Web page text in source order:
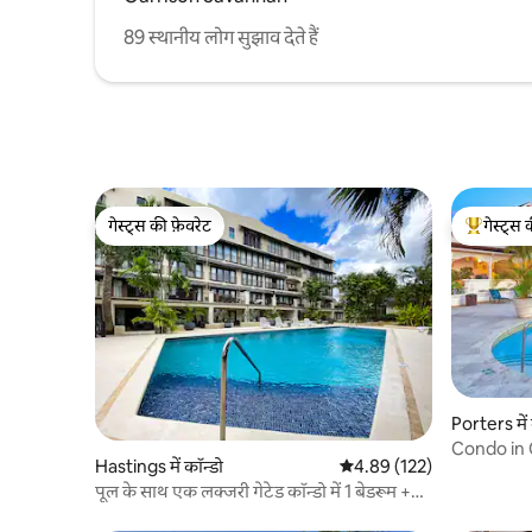
89 स्थानीय लोग सुझाव देते हैं
गेस्ट्स की फ़ेवरेट
गेस्ट्स की फ़ेवरेट
Hastings में कॉन्डो औसत रेटिंग 5 में से 4.89, 122
4.89 (122)
पूल के साथ एक लक्जरी गेटेड कॉन्डो में 1 बेडरूम +
गेस्ट्स का
गेस्ट्स
Porters में
Condo in